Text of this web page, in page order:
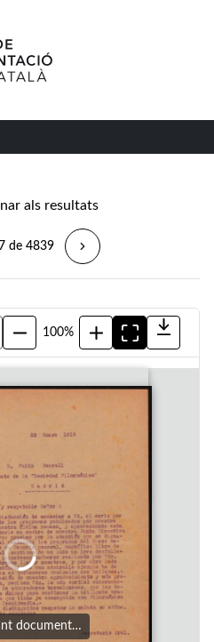
als resultats
de 4839
100%
document…